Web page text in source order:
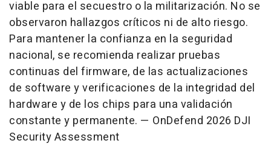
viable para el secuestro o la militarización. No se
observaron hallazgos críticos ni de alto riesgo.
Para mantener la confianza en la seguridad
nacional, se recomienda realizar pruebas
continuas del firmware, de las actualizaciones
de software y verificaciones de la integridad del
hardware y de los chips para una validación
constante y permanente. — OnDefend 2026 DJI
Security Assessment